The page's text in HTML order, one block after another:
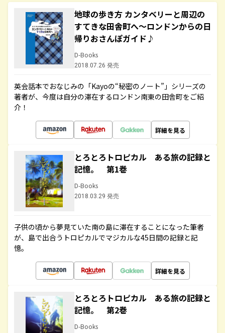
地球の歩き方 カンタベリーと周辺の
すてきな田舎町へ～ロンドンからの日
帰りおさんぽガイド♪
D-Books
2018.07.26 発売
英会話本でおなじみの「Kayoの“秘密のノート”」シリーズの
著者が、今度は自分の滞在するロンドン南東の田舎町をご紹
介！
詳細を見る
とろとろトロピカル ある旅の記録と
記憶。 第1巻
D-Books
2018.03.29 発売
子供の頃から夢見ていた南の島に滞在することになった筆者
が、島で出合うトロピカルでマジカルな45日間の記録と記
憶。
詳細を見る
とろとろトロピカル ある旅の記録と
記憶。 第2巻
D-Books